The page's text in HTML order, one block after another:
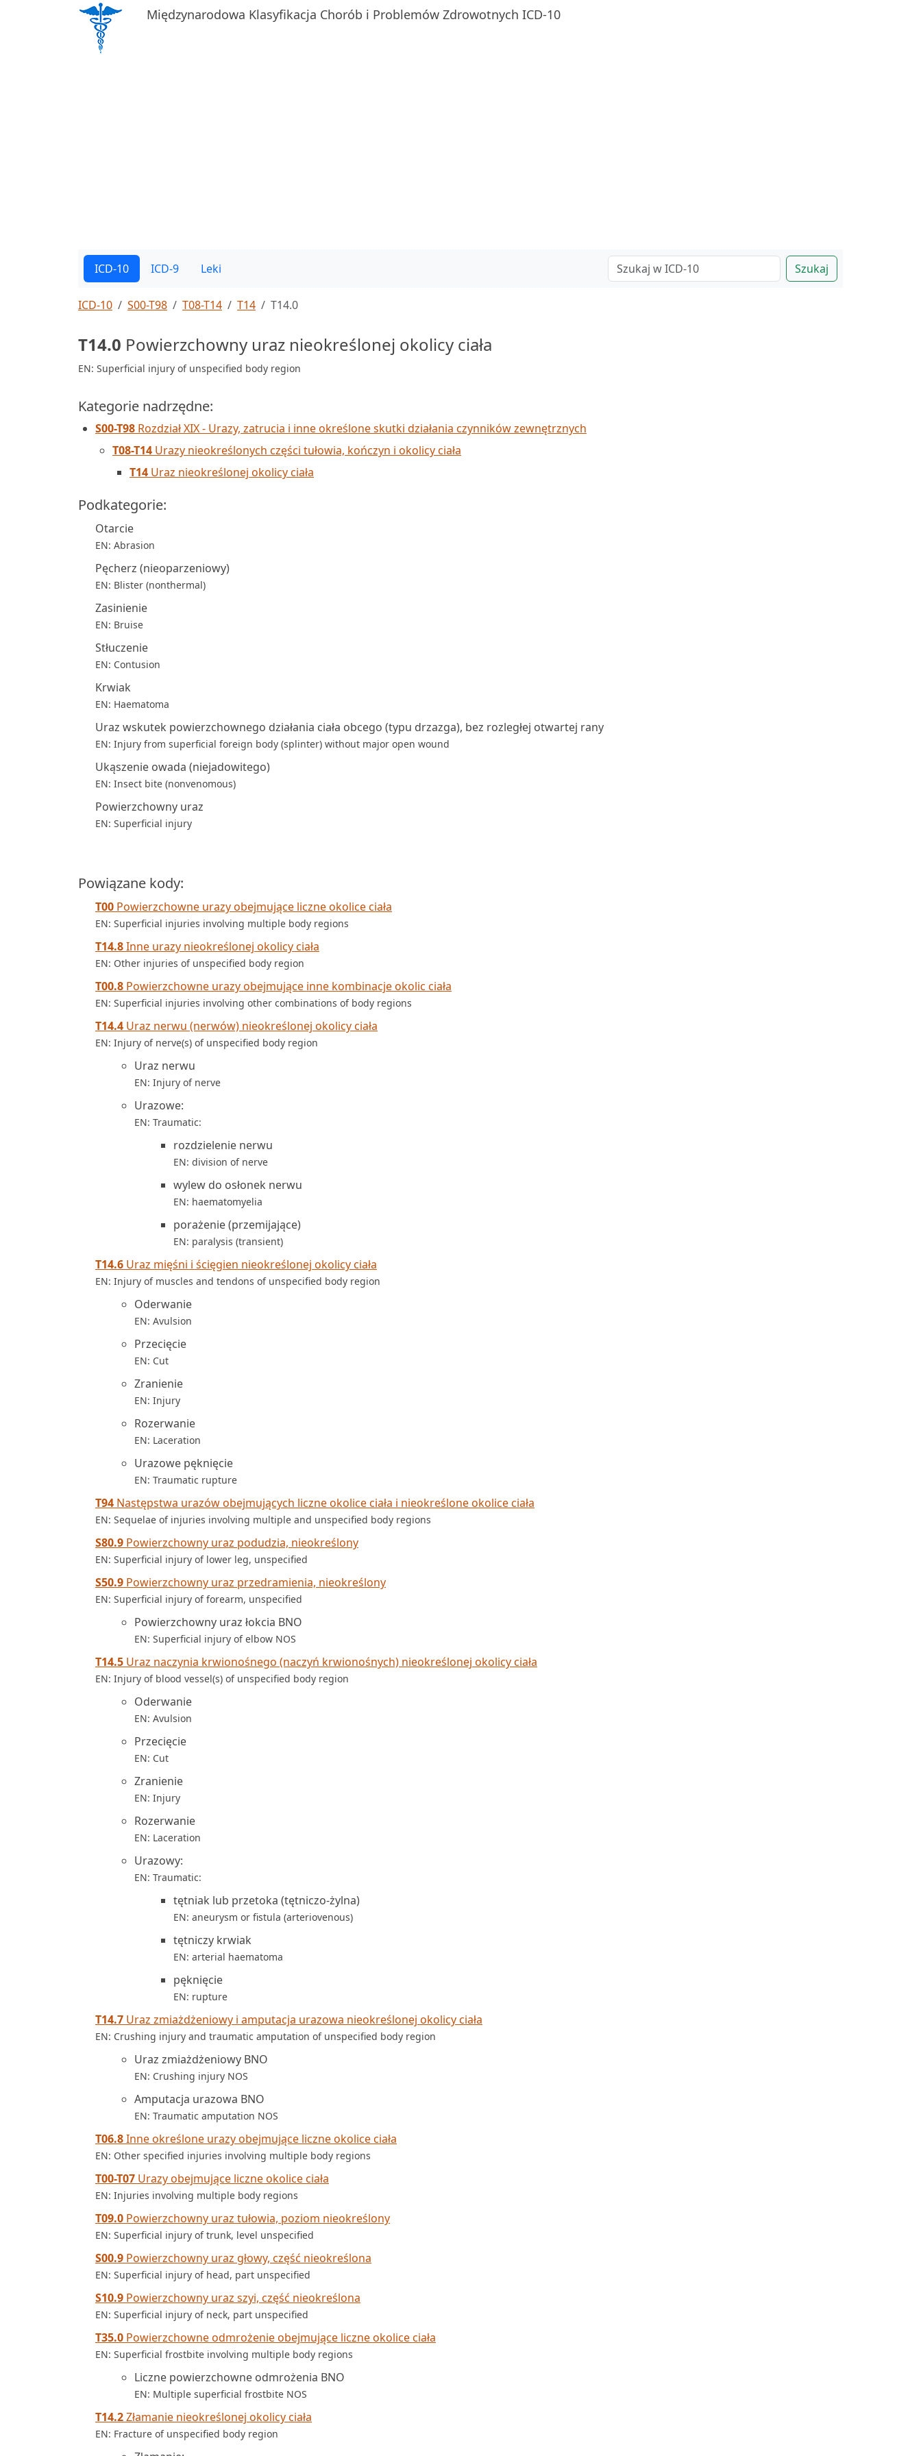
Międzynarodowa Klasyfikacja Chorób i Problemów Zdrowotnych ICD-10
ICD-10 ICD-9 Leki Szukaj
ICD-10 S00-T98 T08-T14 T14 T14.0
T14.0 Powierzchowny uraz nieokreślonej okolicy ciała
EN: Superficial injury of unspecified body region
Kategorie nadrzędne:
S00-T98 Rozdział XIX - Urazy, zatrucia i inne określone skutki działania czynników zewnętrznych
T08-T14 Urazy nieokreślonych części tułowia, kończyn i okolicy ciała
T14 Uraz nieokreślonej okolicy ciała
Podkategorie:
Otarcie
EN: Abrasion
Pęcherz (nieoparzeniowy)
EN: Blister (nonthermal)
Zasinienie
EN: Bruise
Stłuczenie
EN: Contusion
Krwiak
EN: Haematoma
Uraz wskutek powierzchownego działania ciała obcego (typu drzazga), bez rozległej otwartej rany
EN: Injury from superficial foreign body (splinter) without major open wound
Ukąszenie owada (niejadowitego)
EN: Insect bite (nonvenomous)
Powierzchowny uraz
EN: Superficial injury
Powiązane kody:
T00 Powierzchowne urazy obejmujące liczne okolice ciała
EN: Superficial injuries involving multiple body regions
T14.8Inne urazy nieokreślonej okolicy ciała
EN: Other injuries of unspecified body region
T00.8 Powierzchowne urazy obejmujące inne kombinacje okolic ciała
EN: Superficial injuries involving other combinations of body regions
T14.4 Uraz nerwu (nerwów) nieokreślonej okolicy ciała
EN: Injury of nerve(s) of unspecified body region
Uraz nerwu
EN: Injury of nerve
Urazowe:
EN: Traumatic:
rozdzielenie nerwu
EN: division of nerve
wylew do osłonek nerwu
EN: haematomyelia
porażenie (przemijające)
EN: paralysis (transient)
T14.6 Uraz mięśni i ścięgien nieokreślonej okolicy ciała
EN: Injury of muscles and tendons of unspecified body region
Oderwanie
EN: Avulsion
Przecięcie
EN: Cut
Zranienie
EN: Injury
Rozerwanie
EN: Laceration
Urazowe pęknięcie
EN: Traumatic rupture
T94 Następstwa urazów obejmujących liczne okolice ciała i nieokreślone okolice ciała
EN: Sequelae of injuries involving multiple and unspecified body regions
S80.9 Powierzchowny uraz podudzia, nieokreślony
EN: Superficial injury of lower leg, unspecified
S50.9 Powierzchowny uraz przedramienia, nieokreślony
EN: Superficial injury of forearm, unspecified
Powierzchowny uraz łokcia BNO
EN: Superficial injury of elbow NOS
T14.5 Uraz naczynia krwionośnego (naczyń krwionośnych) nieokreślonej okolicy ciała
EN: Injury of blood vessel(s) of unspecified body region
Oderwanie
EN: Avulsion
Przecięcie
EN: Cut
Zranienie
EN: Injury
Rozerwanie
EN: Laceration
Urazowy:
EN: Traumatic:
tętniak lub przetoka (tętniczo-żylna)
EN: aneurysm or fistula (arteriovenous)
tętniczy krwiak
EN: arterial haematoma
pęknięcie
EN: rupture
T14.7 Uraz zmiażdżeniowy i amputacja urazowa nieokreślonej okolicy ciała
EN: Crushing injury and traumatic amputation of unspecified body region
Uraz zmiażdżeniowy BNO
EN: Crushing injury NOS
Amputacja urazowa BNO
EN: Traumatic amputation NOS
T06.8Inne określone urazy obejmujące liczne okolice ciała
EN: Other specified injuries involving multiple body regions
T00-T07 Urazy obejmujące liczne okolice ciała
EN: Injuries involving multiple body regions
T09.0 Powierzchowny uraz tułowia, poziom nieokreślony
EN: Superficial injury of trunk, level unspecified
S00.9 Powierzchowny uraz głowy, część nieokreślona
EN: Superficial injury of head, part unspecified
S10.9 Powierzchowny uraz szyi, część nieokreślona
EN: Superficial injury of neck, part unspecified
T35.0 Powierzchowne odmrożenie obejmujące liczne okolice ciała
EN: Superficial frostbite involving multiple body regions
Liczne powierzchowne odmrożenia BNO
EN: Multiple superficial frostbite NOS
T14.2Złamanie nieokreślonej okolicy ciała
EN: Fracture of unspecified body region